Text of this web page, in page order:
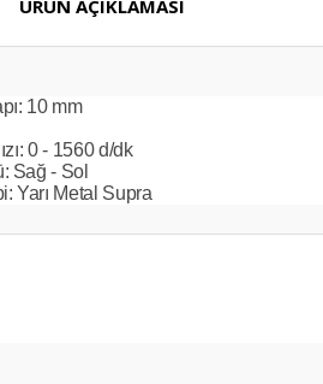
ÜRÜN AÇIKLAMASI
10 mm
0 - 1560 d/dk
Sağ - Sol
Yarı Metal Supra